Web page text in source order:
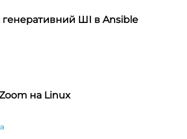
генеративний ШІ в Ansible
на Linux